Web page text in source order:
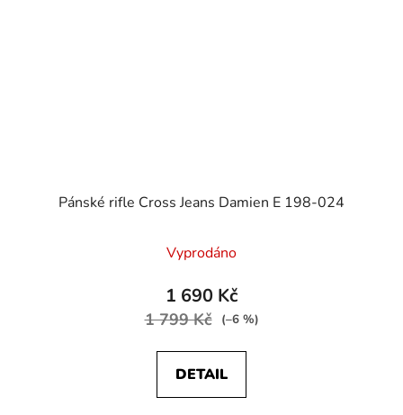
Pánské rifle Cross Jeans Damien E 198-024
Vyprodáno
1 690 Kč
1 799 Kč (–6 %)
DETAIL